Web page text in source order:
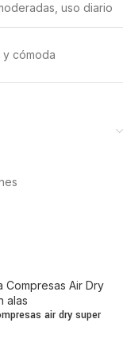
uso diario
cómoda
air dry super